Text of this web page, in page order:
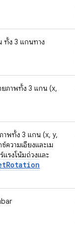
ง 3 แกนทาง
ยภาพทั้ง 3 แกน (x,
พทั้ง 3 แกน (x, y,
วามเอียงและเม
รงโน้มถ่วงและ
Rotation